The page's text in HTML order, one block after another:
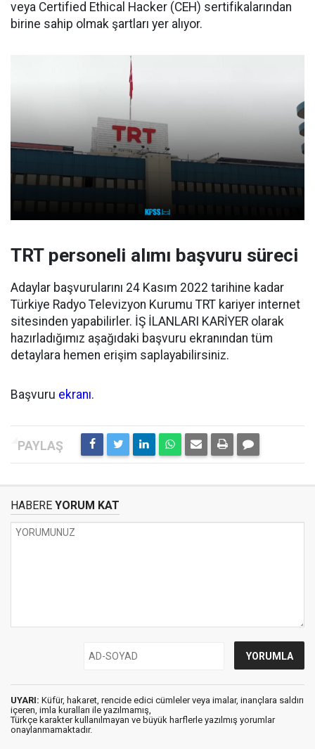
veya Certified Ethical Hacker (CEH) sertifikalarından
birine sahip olmak şartları yer alıyor.
TRT personeli alımı başvuru süreci
Adaylar başvurularını 24 Kasım 2022 tarihine kadar
Türkiye Radyo Televizyon Kurumu TRT kariyer internet
sitesinden yapabilirler. İŞ İLANLARI KARİYER olarak
hazırladığımız aşağıdaki başvuru ekranından tüm
detaylara hemen erişim saplayabilirsiniz.
Başvuru ekranı.
HABERE YORUM KAT
UYARI: Küfür, hakaret, rencide edici cümleler veya imalar, inançlara saldırı
içeren, imla kuralları ile yazılmamış,
Türkçe karakter kullanılmayan ve büyük harflerle yazılmış yorumlar
onaylanmamaktadır.